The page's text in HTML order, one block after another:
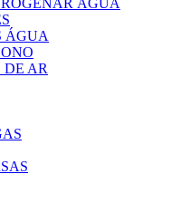
ÁGUA
ÁGUA
AR